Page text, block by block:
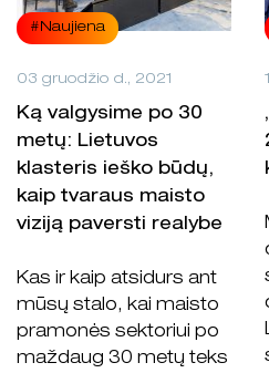
#Naujiena
03 gruodžio d., 2021
Ką valgysime po 30
metų: Lietuvos
klasteris ieško būdų,
kaip tvaraus maisto
viziją paversti realybe
Kas ir kaip atsidurs ant
mūsų stalo, kai maisto
pramonės sektoriui po
maždaug 30 metų teks